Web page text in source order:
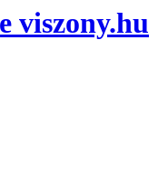
viszony.hu